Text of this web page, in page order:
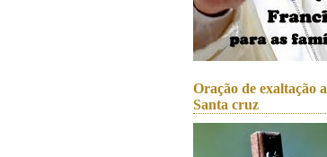
Oração de exaltação a
Santa cruz